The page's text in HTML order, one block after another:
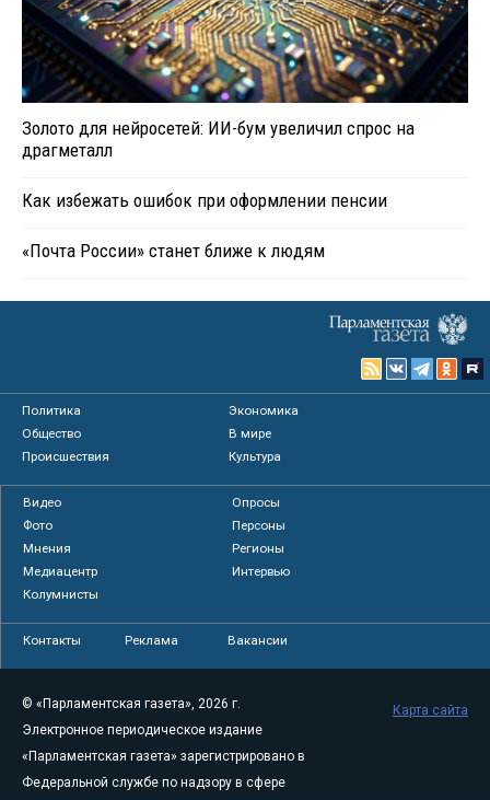
Золото для нейросетей: ИИ-бум увеличил спрос на
драгметалл
Как избежать ошибок при оформлении пенсии
«Почта России» станет ближе к людям
Политика
Экономика
Общество
В мире
Происшествия
Культура
Видео
Опросы
Фото
Персоны
Мнения
Регионы
Медиацентр
Интервью
Колумнисты
Контакты Реклама Вакансии
© «Парламентская газета», 2026 г.
Электронное периодическое издание
«Парламентская газета» зарегистрировано в
Федеральной службе по надзору в сфере
Карта сайта